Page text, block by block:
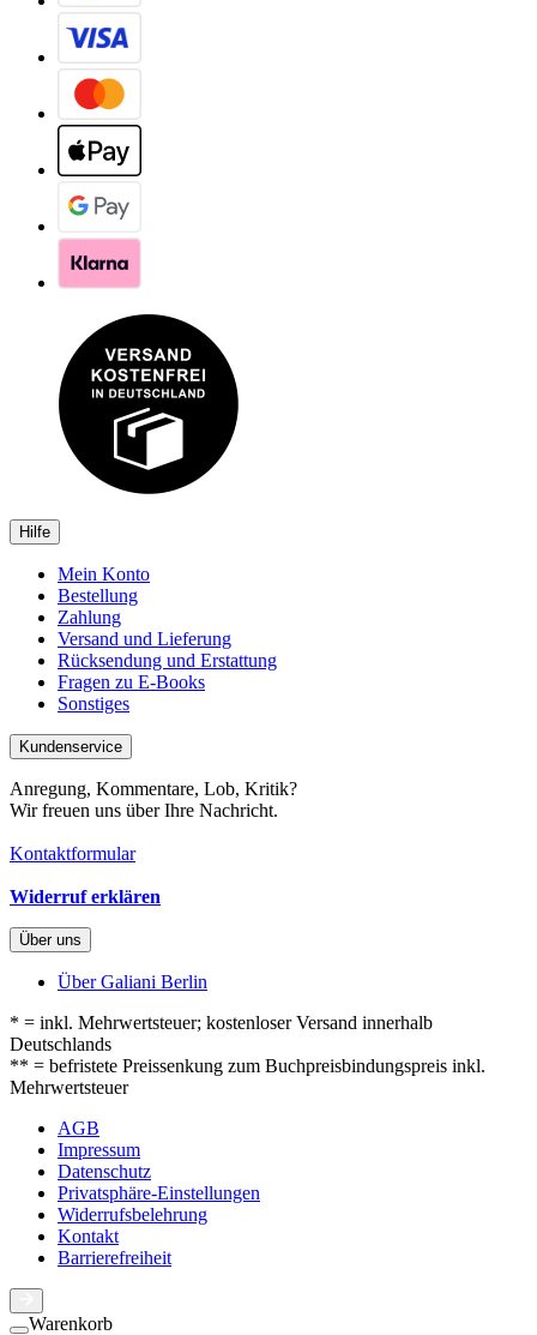
Hilfe
Mein Konto
Bestellung
Zahlung
Versand und Lieferung
Rücksendung und Erstattung
Fragen zu E-Books
Sonstiges
Kundenservice
Anregung, Kommentare, Lob, Kritik?
Wir freuen uns über Ihre Nachricht.
Kontaktformular
Widerruf erklären
Über uns
Über Galiani Berlin
* = inkl. Mehrwertsteuer; kostenloser Versand innerhalb
Deutschlands
** = befristete Preissenkung zum Buchpreisbindungspreis inkl.
Mehrwertsteuer
AGB
Impressum
Datenschutz
Privatsphäre-Einstellungen
Widerrufsbelehrung
Kontakt
Barrierefreiheit
Warenkorb